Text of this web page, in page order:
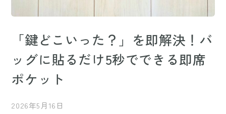
「鍵どこいった？」を即解決！バ
ッグに貼るだけ5秒でできる即席
ポケット
2026年5月16日